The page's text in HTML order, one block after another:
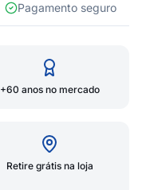
Pagamento seguro
+60 anos no mercado
Retire grátis na loja